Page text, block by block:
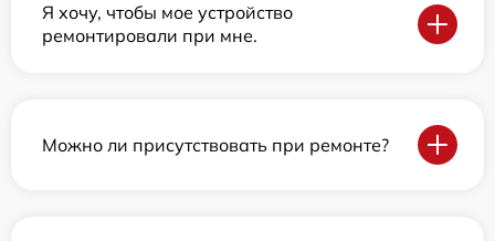
Я хочу, чтобы мое устройство
ремонтировали при мне.
Можно ли присутствовать при ремонте?